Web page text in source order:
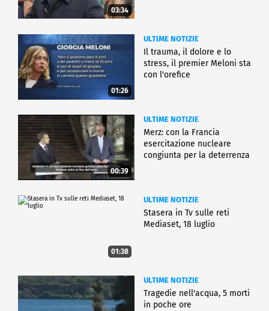
03:34
01:26
ULTIME NOTIZIE
Il trauma, il dolore e lo
stress, il premier Meloni sta
con l'orefice
00:39
ULTIME NOTIZIE
Merz: con la Francia
esercitazione nucleare
congiunta per la deterrenza
01:38
ULTIME NOTIZIE
Stasera in Tv sulle reti
Mediaset, 18 luglio
ULTIME NOTIZIE
Tragedie nell'acqua, 5 morti
in poche ore